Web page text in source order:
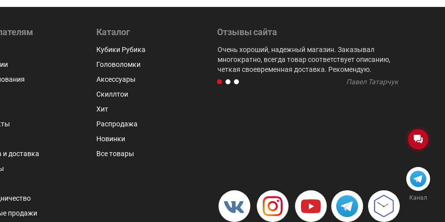
и доставка
продажи
Каталог
Кубики Рубика
Головоломки
Аксессуары
Скиллтои
Хит
Распродажа
Новинки
Все товары
Отзывы сайта
Крутой магазин с самыми низкими ценами,
Магазин очень оперативно отправляет заказы!
Очень хороший, надежный магазин. Заказывал
многократно, всегда товар соответствует описанию,
четкая своевременная доставка. Рекомендую.
Павел Татарчук